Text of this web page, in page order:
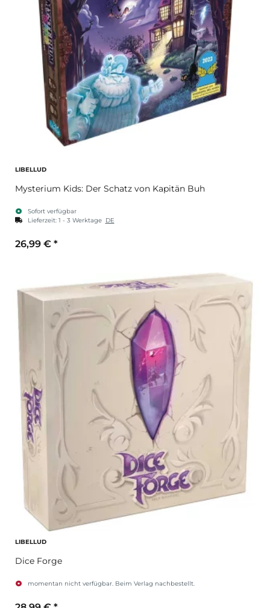
LIBELLUD
Mysterium Kids: Der Schatz von Kapitän Buh
Sofort verfügbar
Lieferzeit: 1 - 3 Werktage DE
26,99 € *
LIBELLUD
Dice Forge
momentan nicht verfügbar. Beim Verlag nachbestellt.